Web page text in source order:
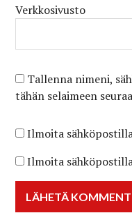
Verkkosivusto
Tallenna nimeni,
tähän selaimeen
Ilmoita
Ilmoita